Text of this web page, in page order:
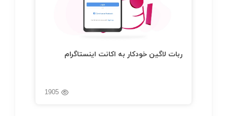
ربات لاگین خودکار به اکانت اینستاگرام
1905